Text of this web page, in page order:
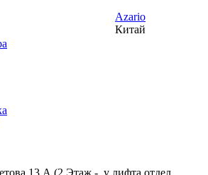
Azario
Китай